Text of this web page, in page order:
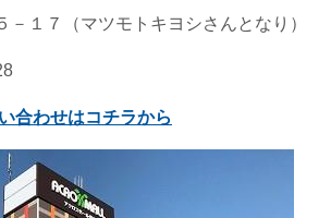
－１７（マツモトキヨシさんとなり）
合わせはコチラから